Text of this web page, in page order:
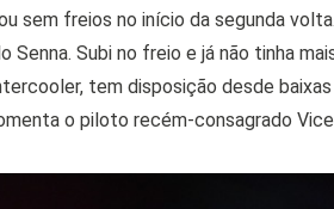
sem freios no início da segunda
Senna. Subi no freio e já não tinha
tem disposição desde
o piloto recém-consagrado